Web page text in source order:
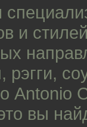
и
, рэгги,
Antonio
вы